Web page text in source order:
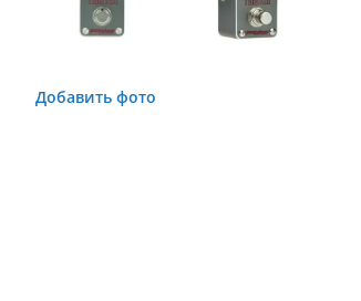
Добавить фото